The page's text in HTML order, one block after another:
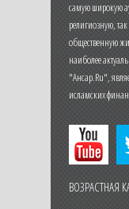
самую широкую
религиозную,
общественную
наиболее
"Ансар.Ru",
исламских
ВОЗРАСТНАЯ